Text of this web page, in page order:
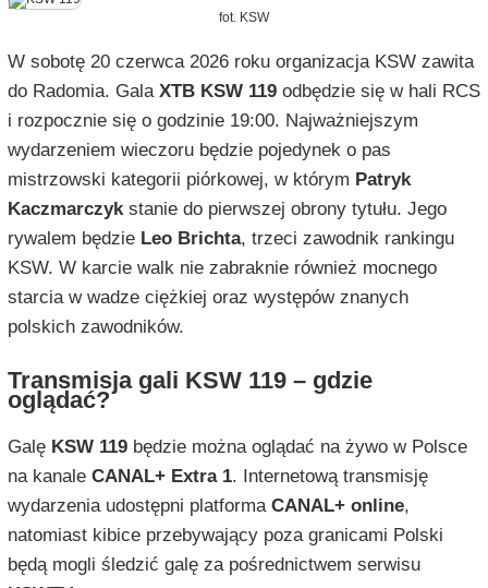
fot. KSW
W sobotę 20 czerwca 2026 roku organizacja KSW zawita
do Radomia. Gala XTB KSW 119odbędzie się w hali RCS
i rozpocznie się o godzinie 19:00. Najważniejszym
wydarzeniem wieczoru będzie pojedynek o pas
mistrzowski kategorii piórkowej, w którym Patryk
Kaczmarczykstanie do pierwszej obrony tytułu. Jego
rywalem będzie Leo Brichta, trzeci zawodnik rankingu
KSW. W karcie walk nie zabraknie również mocnego
starcia w wadze ciężkiej oraz występów znanych
polskich zawodników.
Transmisja gali KSW 119 – gdzie
oglądać?
Galę KSW 119będzie można oglądać na żywo w Polsce
na kanale CANAL+ Extra 1. Internetową transmisję
wydarzenia udostępni platforma CANAL+ online,
natomiast kibice przebywający poza granicami Polski
będą mogli śledzić galę za pośrednictwem serwisu